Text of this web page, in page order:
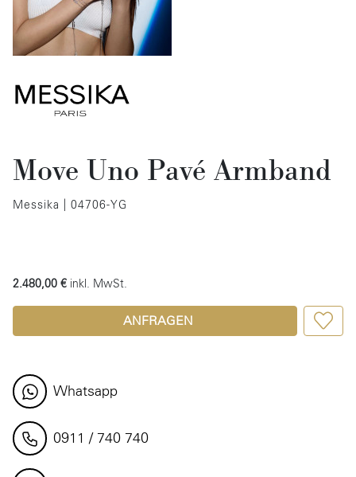
Move Uno Pavé Armband
Messika | 04706-YG
2.480,00 € inkl. MwSt.
ANFRAGEN
Whatsapp
0911 / 740 740